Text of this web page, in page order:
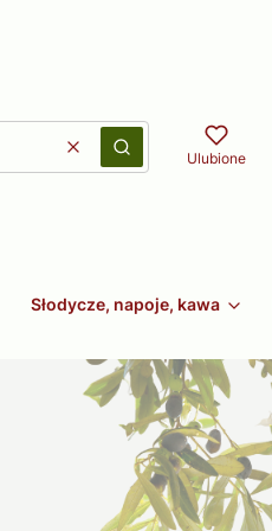
WyczyśćSzukaj Ulubione
Słodycze, napoje, kawa